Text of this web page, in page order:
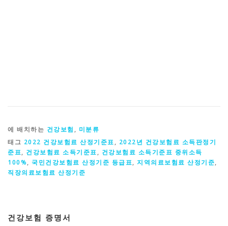
에 배치하는 건강보험 , 미분류
태그 2022 건강보험료 산정기준표, 2022년 건강보험료 소득판정기
준표, 건강보험료 소득기준표, 건강보험료 소득기준표 중위소득
100%, 국민건강보험료 산정기준 등급표, 지역의료보험료 산정기준,
직장의료보험료 산정기준
건강보험 증명서